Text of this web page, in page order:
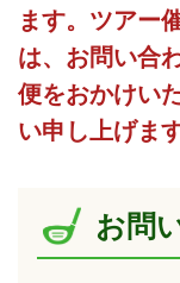
ます。ツアー
は、お問い合
便をおかけい
い申し上げます
お問